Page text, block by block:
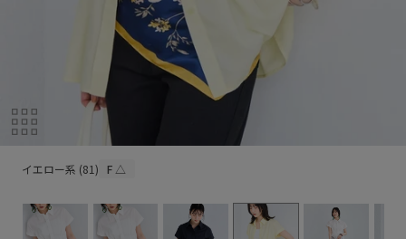
イエロー系 (81) F △